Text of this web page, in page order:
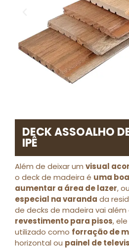
DECK ASSOALHO
IPÊ
Além de deixar um visual
o deck de madeira é uma
aumentar a área de lazer,
especial na varanda da
de decks de madeira vai além
revestimento para pisos,
utilizado como forração de
horizontal ou painel de